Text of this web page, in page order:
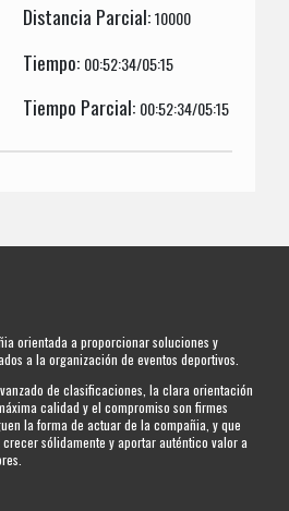
Distancia Parcial:10000
Tiempo: 00:52:34/05:15
Tiempo Parcial: 00:52:34/05:15
orientada a proporcionar soluciones y
a la organización de eventos deportivos.
de clasificaciones, la clara orientación
calidad y el compromiso son firmes
la forma de actuar de la compañia, y que
sólidamente y aportar auténtico valor a